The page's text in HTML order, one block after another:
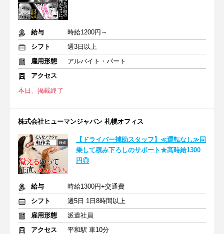
給与
時給1200円～
シフト
週3日以上
雇用形態
アルバイト・パート
アクセス
本日、掲載終了
株式会社ヒューマンジャパン 札幌オフィス
【ドライバー補助スタッフ】≪運転なし≫同
乗して積み下ろしのサポート★高時給1300
円◎
給与
時給1300円+交通費
シフト
週5日 1日8時間以上
雇用形態
派遣社員
アクセス
平和駅 車10分